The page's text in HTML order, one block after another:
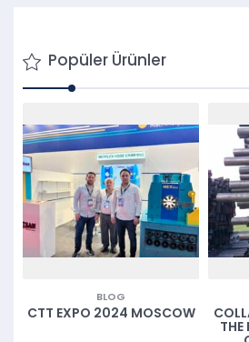
Popüler Ürünler
BLOG
CTT EXPO 2024 MOSCOW
THE